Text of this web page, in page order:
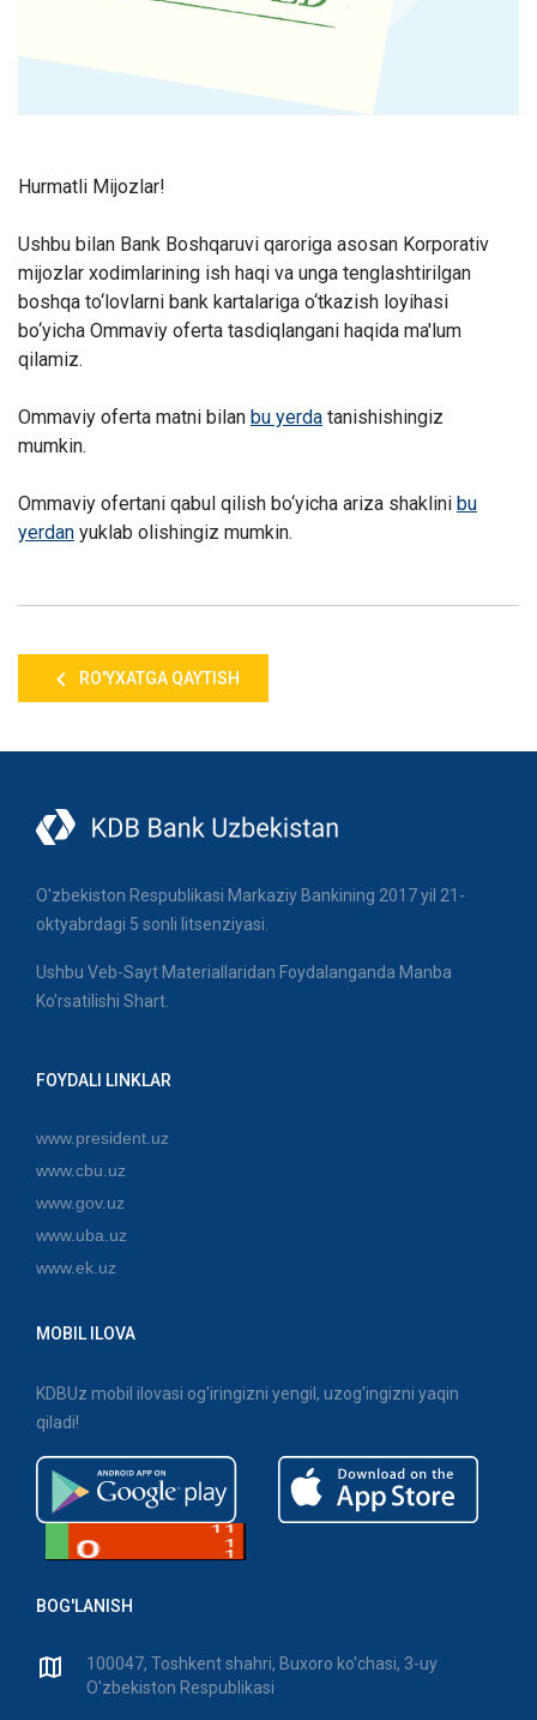
Hurmatli Mijozlar!
Ushbu bilan Bank Boshqaruvi qaroriga asosan Korporativ
mijozlar xodimlarining ish haqi va unga tenglashtirilgan
boshqa to‘lovlarni bank kartalariga o‘tkazish loyihasi
bo‘yicha Ommaviy oferta tasdiqlangani haqida ma'lum
qilamiz.
Ommaviy oferta matni bilan bu yerda tanishishingiz
mumkin.
Ommaviy ofertani qabul qilish bo‘yicha ariza shaklini bu
yerdan yuklab olishingiz mumkin.
RO'YXATGA QAYTISH
O'zbekiston Respublikasi Markaziy Bankining 2017 yil 21-
oktyabrdagi 5 sonli litsenziyasi.
Ushbu Veb-Sayt Materiallaridan Foydalanganda Manba
Ko'rsatilishi Shart.
FOYDALI LINKLAR
www.president.uz
www.cbu.uz
www.gov.uz
www.uba.uz
www.ek.uz
MOBIL ILOVA
KDBUz mobil ilovasi og'iringizni yengil, uzog'ingizni yaqin
qiladi!
BOG'LANISH
100047, Toshkent shahri, Buxoro ko'chasi, 3-uy
O'zbekiston Respublikasi